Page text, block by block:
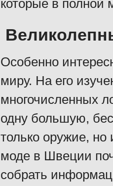
которые в полной
Особенно
миру. На его
многочисленных
одну большую,
только оружие,
моде в Швеции
собрать